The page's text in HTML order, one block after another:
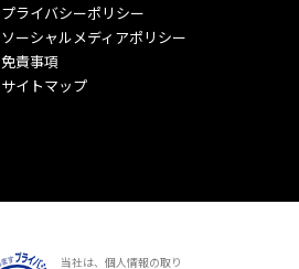
プライバシーポリシー
ソーシャルメディアポリシー
免責事項
サイトマップ
当社は、個人情報の取り